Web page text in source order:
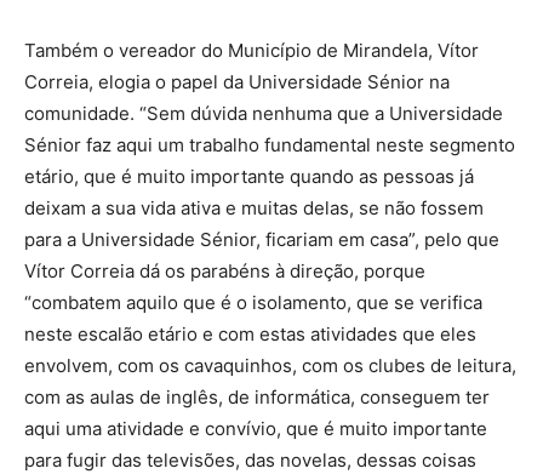
Também o vereador do Município de Mirandela, Vítor
Correia, elogia o papel da Universidade Sénior na
comunidade. “Sem dúvida nenhuma que a Universidade
Sénior faz aqui um trabalho fundamental neste segmento
etário, que é muito importante quando as pessoas já
deixam a sua vida ativa e muitas delas, se não fossem
para a Universidade Sénior, ficariam em casa”, pelo que
Vítor Correia dá os parabéns à direção, porque
“combatem aquilo que é o isolamento, que se verifica
neste escalão etário e com estas atividades que eles
envolvem, com os cavaquinhos, com os clubes de leitura,
com as aulas de inglês, de informática, conseguem ter
aqui uma atividade e convívio, que é muito importante
para fugir das televisões, das novelas, dessas coisas